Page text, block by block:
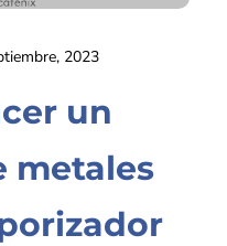
2023
un
metales